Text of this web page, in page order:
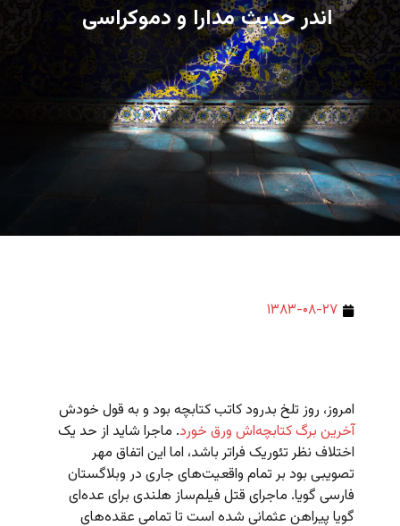
اندر حدیث مدارا و دموکراسی
۱۳۸۳-۰۸-۲۷
امروز، روز تلخ بدرود کاتب کتابچه بود و به قول خودش
آخرین برگ کتابچه‌اش ورق خورد. ماجرا شاید از حد یک
اختلاف نظر تئوریک فراتر باشد، اما این اتفاق مهر
تصویبی بود بر تمام واقعیت‌های جاری در وبلاگستان
فارسی گویا. ماجرای قتل فیلم‌ساز هلندی برای عده‌ای
گویا پیراهن عثمانی شده است تا تمامی عقده‌های